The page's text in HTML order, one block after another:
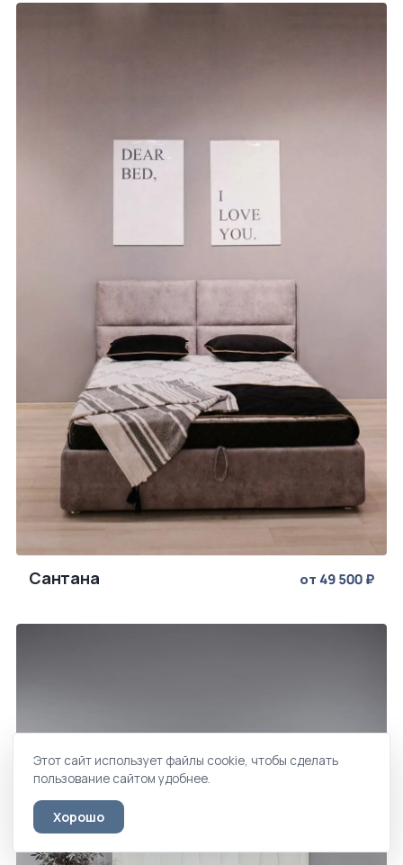
Сантана от 49 500 ₽
Этот сайт использует файлы cookie, чтобы сделать
пользование сайтом удобнее.
Хорошо